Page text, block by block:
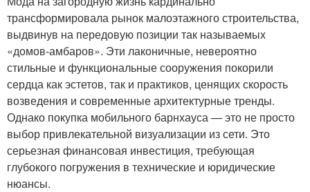
трансформировала рынок малоэтажного строительства,
выдвинув на передовую позиции так называемых
«домов-амбаров». Эти лаконичные, невероятно
стильные и функциональные сооружения покорили
сердца как эстетов, так и практиков, ценящих скорость
возведения и современные архитектурные тренды.
Однако покупка мобильного барнхауса — это не просто
выбор привлекательной визуализации из сети. Это
серьезная финансовая инвестиция, требующая
глубокого погружения в технические и юридические
нюансы.